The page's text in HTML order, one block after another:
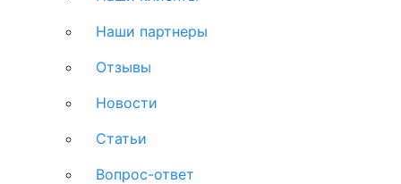
Наши партнеры
Отзывы
Новости
Статьи
Вопрос-ответ